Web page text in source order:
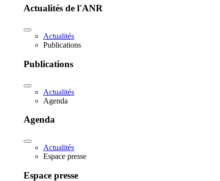
Actualités de l'ANR
Actualités
Publications
Publications
Actualités
Agenda
Agenda
Actualités
Espace presse
Espace presse